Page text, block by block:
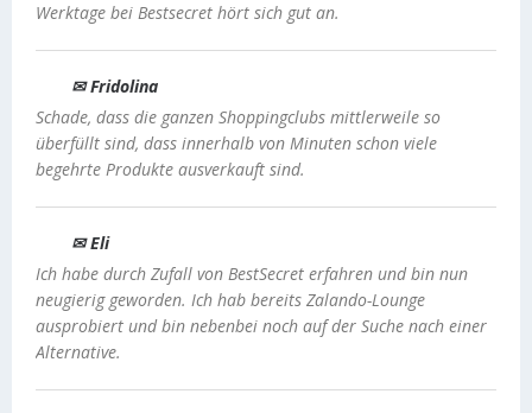
Werktage bei Bestsecret hört sich gut an.
✉ Fridolina
Schade, dass die ganzen Shoppingclubs mittlerweile so
überfüllt sind, dass innerhalb von Minuten schon viele
begehrte Produkte ausverkauft sind.
✉ Eli
Ich habe durch Zufall von BestSecret erfahren und bin nun
neugierig geworden. Ich hab bereits Zalando-Lounge
ausprobiert und bin nebenbei noch auf der Suche nach einer
Alternative.